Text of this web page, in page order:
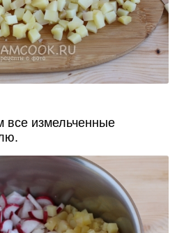
все измельченные